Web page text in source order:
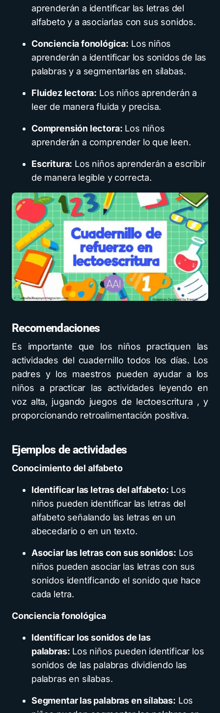
aprenderán a identificar las letras del
alfabeto y a asociarlas con sus sonidos.
Conciencia fonológica: Los niños
aprenderán a identificar los sonidos de las
palabras y a segmentarlas en sílabas.
Fluidez lectora: Los niños aprenderán a
leer de manera fluida y precisa.
Comprensión lectora: Los niños
aprenderán a comprender lo que leen.
Escritura: Los niños aprenderán a escribir
de manera legible y correcta.
Recomendaciones
Es importante que los niños practiquen las
actividades del cuadernillo todos los días. Los
padres y los maestros pueden ayudar a los
niños a practicar las actividades leyendo en
voz alta, jugando juegos de lectoescritura , y
proporcionando retroalimentación positiva.
Ejemplos de actividades
Conocimiento del alfabeto
Identificar las letras del alfabeto: Los
niños pueden identificar las letras del
alfabeto señalando las letras en un
abecedario o en un texto.
Asociar las letras con sus sonidos: Los
niños pueden asociar las letras con sus
sonidos identificando el sonido que hace
cada letra.
Conciencia fonológica
Identificar los sonidos de las
palabras: Los niños pueden identificar los
sonidos de las palabras dividiendo las
palabras en sílabas.
Segmentar las palabras en sílabas: Los